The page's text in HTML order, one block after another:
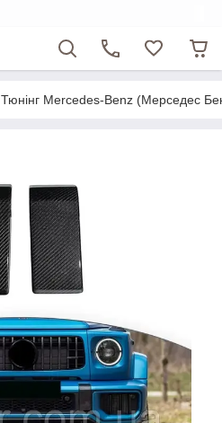
Тюнінг Mercedes-Benz (Мерседес